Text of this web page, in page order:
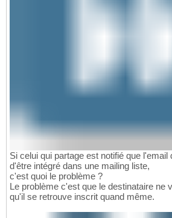
Si celui qui partage est notifié que l'email
d'être intégré dans une mailing liste,
c'est quoi le problème ?
Le problème c'est que le destinataire ne
qu'il se retrouve inscrit quand même.